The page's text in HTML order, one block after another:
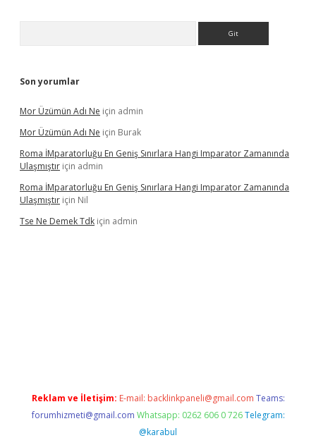
Son yorumlar
Mor Üzümün Adı Ne için admin
Mor Üzümün Adı Ne için Burak
Roma İMparatorluğu En Geniş Sınırlara Hangi Imparator Zamanında
Ulaşmıştır için admin
Roma İMparatorluğu En Geniş Sınırlara Hangi Imparator Zamanında
Ulaşmıştır için Nil
Tse Ne Demek Tdk için admin
Reklam ve İletişim: E-mail: backlinkpaneli@gmail.com Teams:
forumhizmeti@gmail.com Whatsapp: 0262 606 0 726 Telegram:
@karabul